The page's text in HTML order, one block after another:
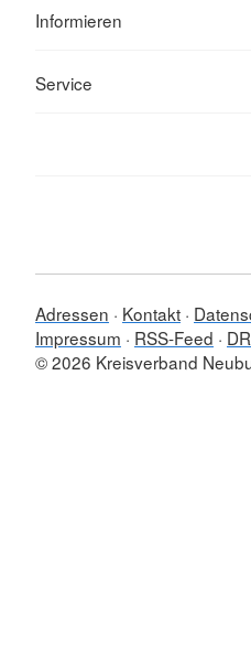
Informieren
Service
Adressen Kontakt
Impressum
RSS-Feed
© 2026 Kreisverband